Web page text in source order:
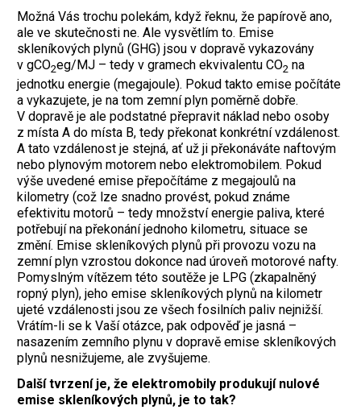
Možná Vás trochu polekám, když řeknu, že papírově ano,
ale ve skutečnosti ne. Ale vysvětlím to. Emise
skleníkových plynů (GHG) jsou v dopravě vykazovány
v gCO2eg/MJ – tedy v gramech ekvivalentu CO2 na
jednotku energie (megajoule). Pokud takto emise počítáte
a vykazujete, je na tom zemní plyn poměrně dobře.
V dopravě je ale podstatné přepravit náklad nebo osoby
z místa A do místa B, tedy překonat konkrétní vzdálenost.
A tato vzdálenost je stejná, ať už ji překonáváte naftovým
nebo plynovým motorem nebo elektromobilem. Pokud
výše uvedené emise přepočítáme z megajoulů na
kilometry (což lze snadno provést, pokud známe
efektivitu motorů – tedy množství energie paliva, které
potřebují na překonání jednoho kilometru, situace se
změní. Emise skleníkových plynů při provozu vozu na
zemní plyn vzrostou dokonce nad úroveň motorové nafty.
Pomyslným vítězem této soutěže je LPG (zkapalněný
ropný plyn), jeho emise skleníkových plynů na kilometr
ujeté vzdálenosti jsou ze všech fosilních paliv nejnižší.
Vrátím-li se k Vaší otázce, pak odpověď je jasná –
nasazením zemního plynu v dopravě emise skleníkových
plynů nesnižujeme, ale zvyšujeme.
Další tvrzení je, že elektromobily produkují nulové
emise skleníkových plynů, je to tak?